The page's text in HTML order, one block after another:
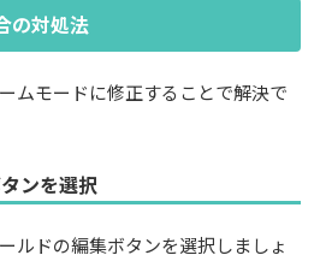
の対処法
ムモードに修正することで解決で
ンを選択
ルドの編集ボタンを選択しましょ